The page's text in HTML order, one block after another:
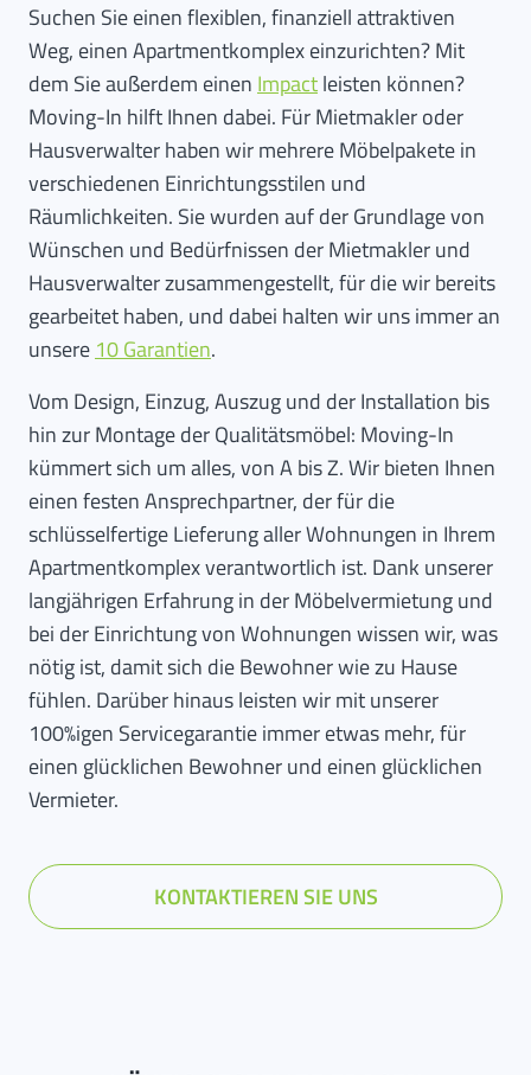
Suchen Sie einen flexiblen, finanziell attraktiven
Weg, einen Apartmentkomplex einzurichten? Mit
dem Sie außerdem einen Impactleisten können?
Moving-In hilft Ihnen dabei. Für Mietmakler oder
Hausverwalter haben wir mehrere Möbelpakete in
verschiedenen Einrichtungsstilen und
Räumlichkeiten. Sie wurden auf der Grundlage von
Wünschen und Bedürfnissen der Mietmakler und
Hausverwalter zusammengestellt, für die wir bereits
gearbeitet haben, und dabei halten wir uns immer an
unsere 10 Garantien.
Vom Design, Einzug, Auszug und der Installation bis
hin zur Montage der Qualitätsmöbel: Moving-In
kümmert sich um alles, von A bis Z. Wir bieten Ihnen
einen festen Ansprechpartner, der für die
schlüsselfertige Lieferung aller Wohnungen in Ihrem
Apartmentkomplex verantwortlich ist. Dank unserer
langjährigen Erfahrung in der Möbelvermietung und
bei der Einrichtung von Wohnungen wissen wir, was
nötig ist, damit sich die Bewohner wie zu Hause
fühlen. Darüber hinaus leisten wir mit unserer
100%igen Servicegarantie immer etwas mehr, für
einen glücklichen Bewohner und einen glücklichen
Vermieter.
KONTAKTIEREN SIE UNS